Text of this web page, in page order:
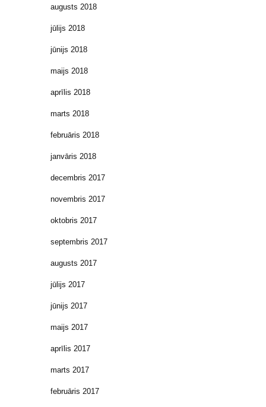
augusts 2018
jūlijs 2018
jūnijs 2018
maijs 2018
aprīlis 2018
marts 2018
februāris 2018
janvāris 2018
decembris 2017
novembris 2017
oktobris 2017
septembris 2017
augusts 2017
jūlijs 2017
jūnijs 2017
maijs 2017
aprīlis 2017
marts 2017
februāris 2017